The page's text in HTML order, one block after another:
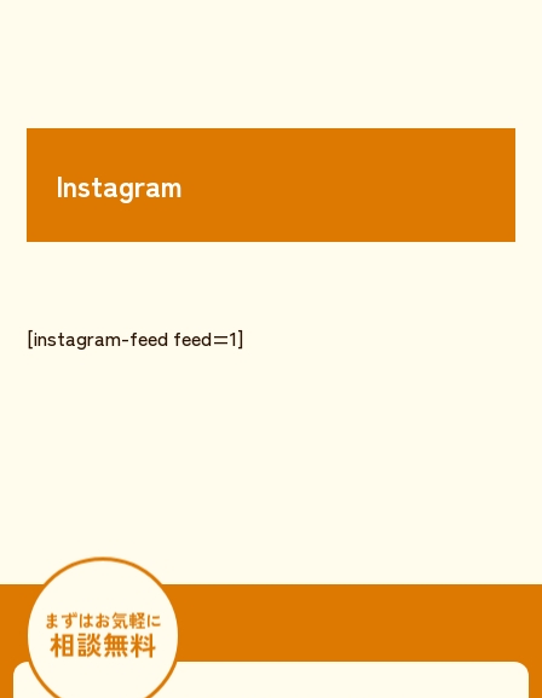
Instagram
[instagram-feed feed=1]
まずはお気軽に
相談無料